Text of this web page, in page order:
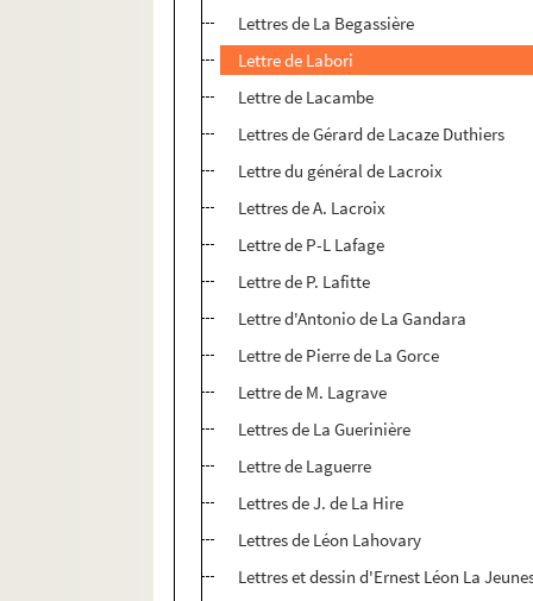
Lettres de La Begassière
Lettre de Labori
Lettre de Lacambe
Lettres de Gérard de Lacaze Duthiers
Lettre du général de Lacroix
Lettres de A. Lacroix
Lettre de P-L Lafage
Lettre de P. Lafitte
Lettre d'Antonio de La Gandara
Lettre de Pierre de La Gorce
Lettre de M. Lagrave
Lettres de La Guerinière
Lettre de Laguerre
Lettres de J. de La Hire
Lettres de Léon Lahovary
Lettres et dessin d'Ernest Léon La